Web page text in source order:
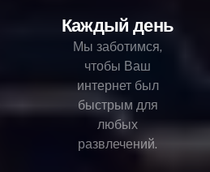
Каждый день
Мы заботимся,
чтобы Ваш
интернет был
быстрым для
любых
развлечений.